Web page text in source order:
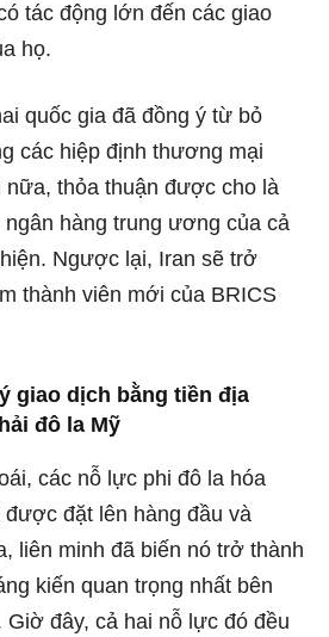
tác động lớn đến các giao
họ.
quốc gia đã đồng ý từ bỏ
các hiệp định thương mại
thỏa thuận được cho là
hàng trung ương của cả
Ngược lại, Iran sẽ trở
thành viên mới của BRICS
giao dịch bằng tiền địa
đô la Mỹ
các nỗ lực phi đô la hóa
đặt lên hàng đầu và
liên minh đã biến nó trở thành
kiến ​​quan trọng nhất bên
đây, cả hai nỗ lực đó đều